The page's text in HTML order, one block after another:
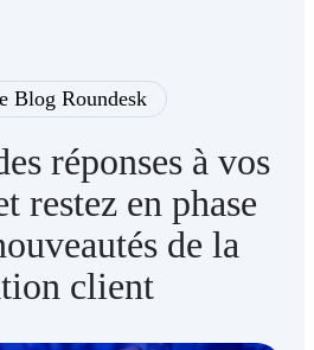
Blog Roundesk
réponses à vos
restez en phase
de la
client